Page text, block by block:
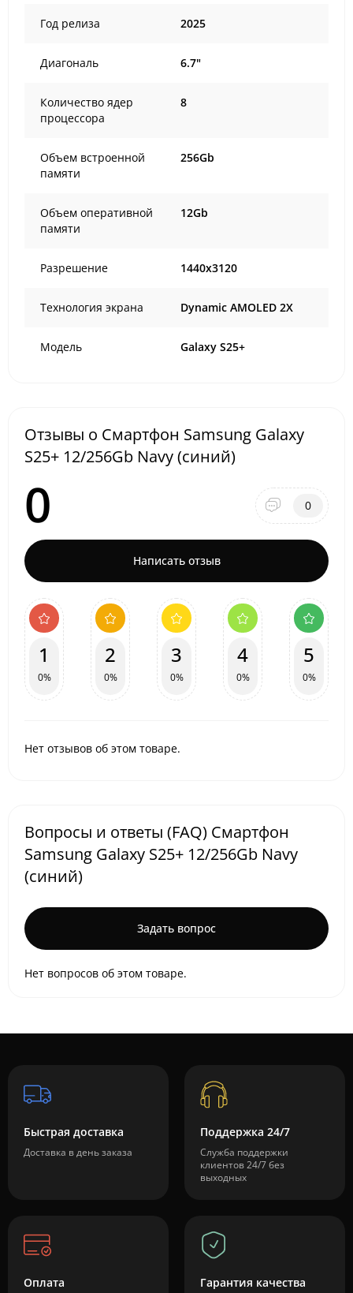
Год релиза 2025
Диагональ 6.7"
Количество ядер
процессора
8
Объем встроенной
памяти
256Gb
Объем оперативной
памяти
12Gb
Разрешение 1440x3120
Технология экрана Dynamic AMOLED 2X
Модель Galaxy S25+
Отзывы о Смартфон Samsung Galaxy
S25+ 12/256Gb Navy (синий)
0 0
Написать отзыв
1
0%
2
0%
3
0%
4
0%
5
0%
Нет отзывов об этом товаре.
Вопросы и ответы (FAQ) Смартфон
Samsung Galaxy S25+ 12/256Gb Navy
(синий)
Задать вопрос
Нет вопросов об этом товаре.
Быстрая доставка
Доставка в день заказа
Поддержка 24/7
Служба поддержки
клиентов 24/7 без
выходных
Оплата Гарантия качества